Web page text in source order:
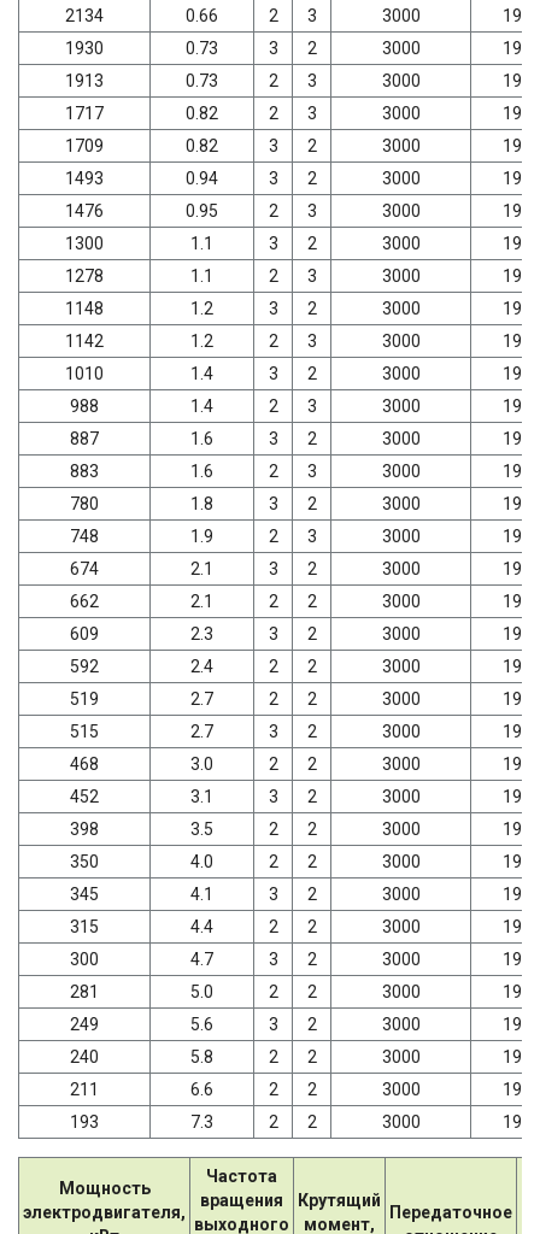
2134 0.66 2 3 3000
1930
0.73 3 2 3000
1913
0.73 2 3 3000
1717
0.82 2 3 3000
1709
0.82 3 2 3000
1493
0.94 3 2 3000
1476
0.95 2 3 3000
1300
1.1 3 2 3000
1278
1.1 2 3 3000
1148
1.2 3 2 3000
1142
1.2 2 3 3000
1010
1.4 3 2 3000
988
1.4 2 3 3000
887
1.6 3 2 3000
883
1.6 2 3 3000
780
1.8 3 2 3000
748
1.9 2 3 3000
674
2.1 3 2 3000
662
2.1 2 2 3000
609
2.3 3 2 3000
592
2.4 2 2 3000
519
2.7 2 2 3000
515
2.7 3 2 3000
468
3.0 2 2 3000
452
3.1 3 2 3000
398
3.5 2 2 3000
350
4.0 2 2 3000
345
4.1 3 2 3000
315
4.4 2 2 3000
300
4.7 3 2 3000
281
5.0 2 2 3000
249
5.6 3 2 3000
240
5.8 2 2 3000
211
6.6 2 2 3000
193
7.3 2 2 3000
Мощность
электродвигателя,
Частота
вращения
выходного
Крутящий
момент,
Передаточное